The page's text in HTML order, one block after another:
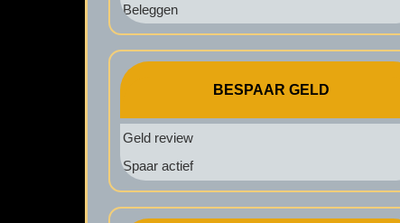
Beleggen
BESPAAR GELD
Geld review
Spaar actief